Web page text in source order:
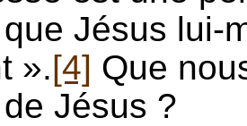
Jésus lui-
».[4] Que
Jésus ?